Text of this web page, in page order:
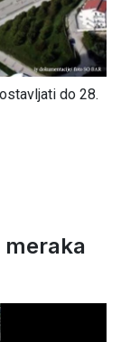
do 28.